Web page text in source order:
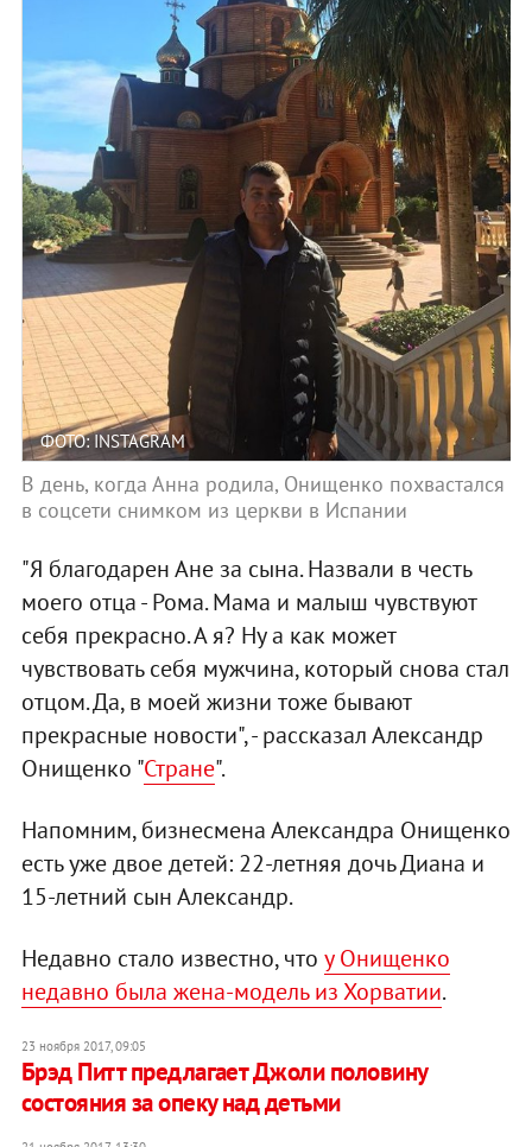
ФОТО: INSTAGRAM
В день, когда Анна родила, Онищенко похвастался
в соцсети снимком из церкви в Испании
"Я благодарен Ане за сына. Назвали в честь
моего отца - Рома. Мама и малыш чувствуют
себя прекрасно. А я? Ну а как может
чувствовать себя мужчина, который снова стал
отцом. Да, в моей жизни тоже бывают
прекрасные новости", - рассказал Александр
Онищенко "Стране".
Напомним, бизнесмена Александра Онищенко
есть уже двое детей: 22-летняя дочь Диана и
15-летний сын Александр.
Недавно стало известно, что у Онищенко
недавно была жена-модель из Хорватии.
23 ноября 2017, 09:05
Брэд Питт предлагает Джоли половину
состояния за опеку над детьми